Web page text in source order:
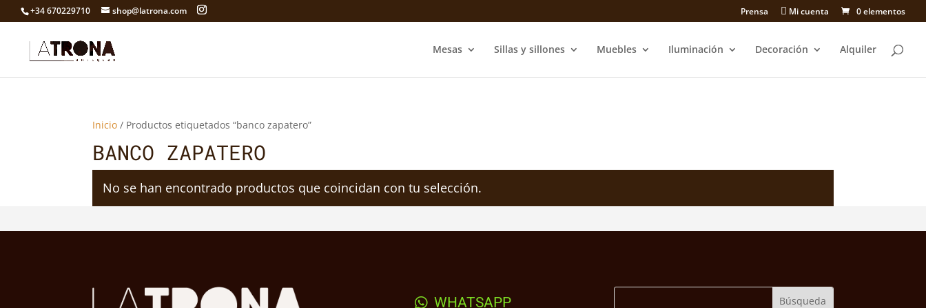
+34 670229710 shop@latrona.com Prensa Mi cuenta 0 elementos
Mesas Sillas y sillones Muebles Iluminación Decoración Alquiler
Inicio / Productos etiquetados “banco zapatero”
BANCO ZAPATERO
No se han encontrado productos que coincidan con tu selección.
WHATSAPP